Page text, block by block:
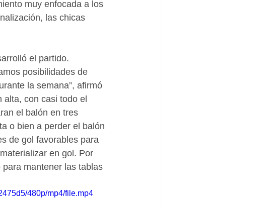
muy enfocada a los
las chicas
el partido.
posibilidades de
la semana”, afirmó
con casi todo el
el balón en tres
o bien a perder el balón
de gol favorables para
en gol. Por
mantener las tablas
480p/mp4/file.mp4